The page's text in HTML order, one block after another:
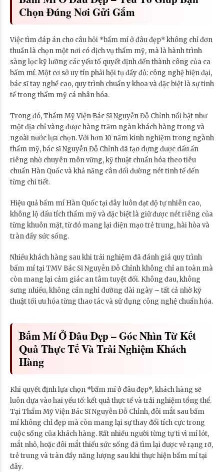
Chọn Đúng Nơi Gửi Gắm
Việc tìm đáp án cho câu hỏi *bấm mí ở đâu đẹp* không chỉ đơn
thuần là chọn một nơi có dịch vụ thẩm mỹ, mà là hành trình
sàng lọc kỹ lưỡng các yếu tố quyết định đến thành công của ca
bấm mí. Một cơ sở uy tín phải hội tụ đầy đủ: công nghệ hiện đại,
bác sĩ tay nghề cao, quy trình chuẩn y khoa và đặc biệt là sự tinh
tế trong thẩm mỹ cá nhân hóa.
Trong đó, Thẩm Mỹ Viện Bác Sĩ Nguyễn Đỗ Chỉnh nổi bật như
một địa chỉ vàng được hàng trăm ngàn khách hàng trong và
ngoài nước lựa chọn. Với hơn 10 năm kinh nghiệm trong ngành
thẩm mỹ, bác sĩ Nguyễn Đỗ Chỉnh đã tạo dựng được dấu ấn
riêng nhờ chuyên môn vững, kỹ thuật chuẩn hóa theo tiêu
chuẩn Hàn Quốc và khả năng cân đối đường nét tinh tế đến
từng chi tiết.
Hiệu quả bấm mí Hàn Quốc tại đây luôn đạt độ tự nhiên cao,
không lộ dấu tích thẩm mỹ và đặc biệt là giữ được nét riêng của
từng khuôn mặt, từ đó mang lại diện mạo trẻ trung, hài hòa và
tràn đầy sức sống.
Nhiều khách hàng sau khi trải nghiệm đã đánh giá quy trình
bấm mí tại TMV Bác Sĩ Nguyễn Đỗ Chỉnh không chỉ an toàn mà
còn mang lại cảm giác an tâm tuyệt đối. Không đau, không
sưng nhiều, không cần nghỉ dưỡng dài ngày – tất cả nhờ kỹ
thuật tối ưu hóa từng thao tác và sử dụng công nghệ chuẩn hóa.
Bấm Mí Ở Đâu Đẹp – Góc Nhìn Từ Kết
Quả Thực Tế Và Trải Nghiệm Khách
Hàng
Khi quyết định lựa chọn *bấm mí ở đâu đẹp*, khách hàng sẽ
luôn dựa vào hai yếu tố: kết quả thực tế và trải nghiệm tổng thể.
Tại Thẩm Mỹ Viện Bác Sĩ Nguyễn Đỗ Chỉnh, đôi mắt sau bấm
mí không chỉ đẹp mà còn mang lại sự thay đổi tích cực trong
cuộc sống của khách hàng. Rất nhiều người từng tự ti vì mí lót,
mắt nhỏ, hoặc đôi mắt thiếu sức sống đã tìm lại được vẻ rạng rỡ,
trẻ trung và tràn đầy năng lượng sau khi thực hiện bấm mí tại
đây.